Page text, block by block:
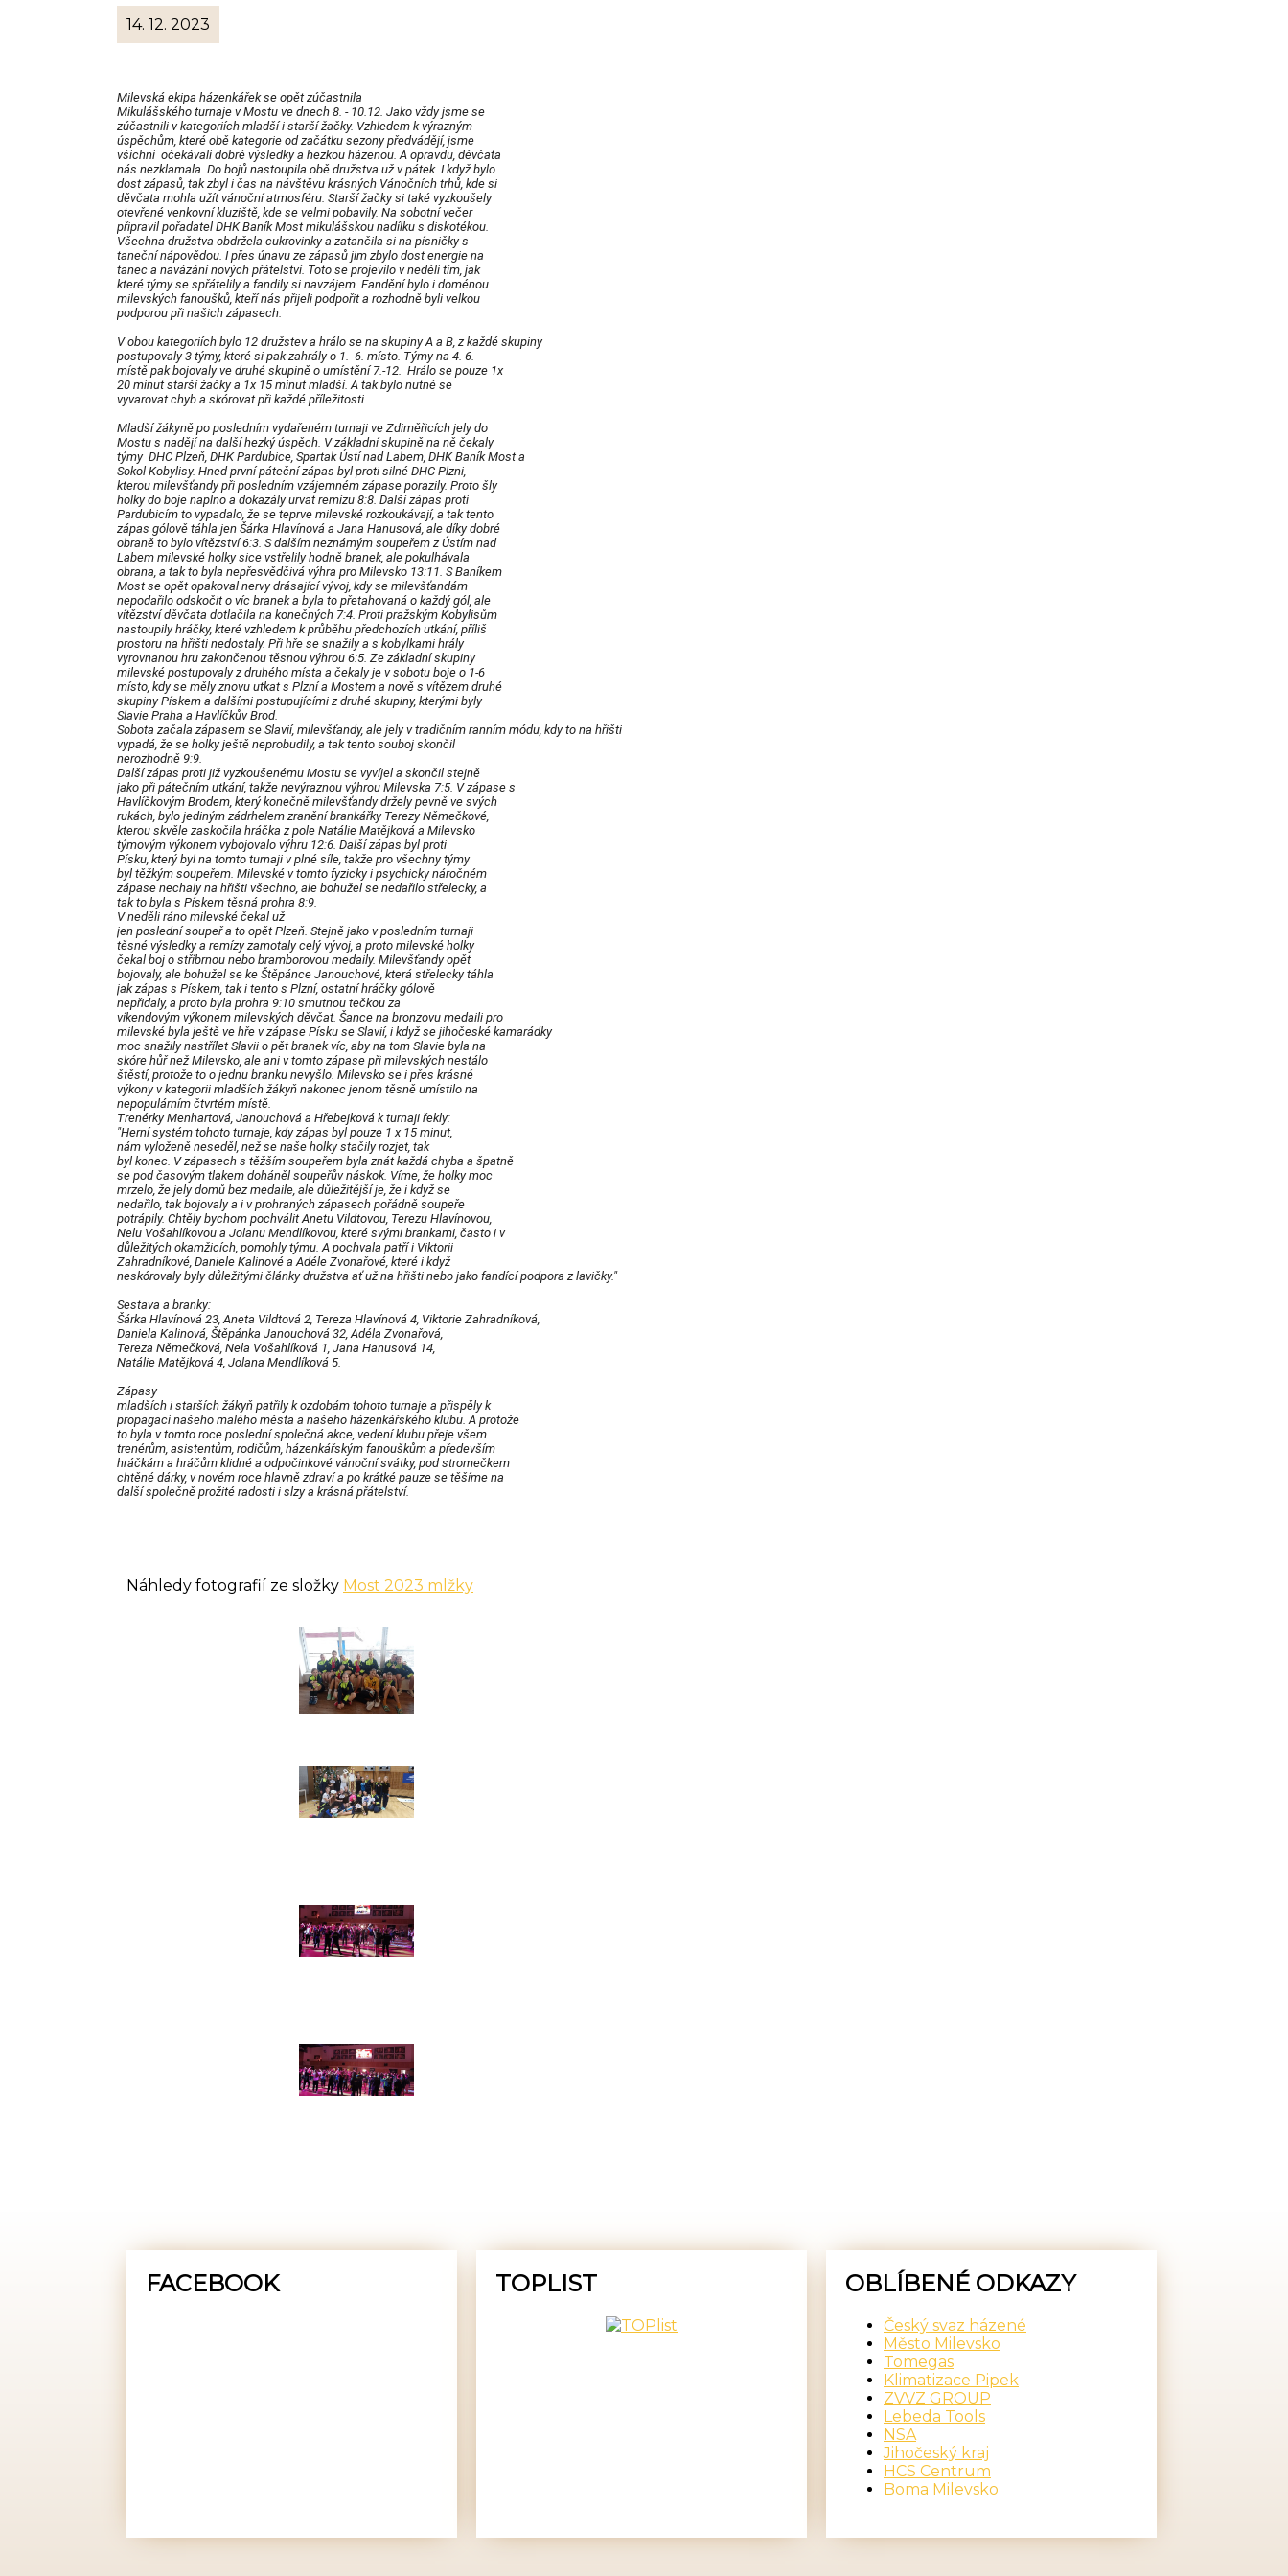
14. 12. 2023
Milevská ekipa házenkářek se opět zúčastnila
Mikulášského turnaje v Mostu ve dnech 8. - 10.12. Jako vždy jsme se
zúčastnili v kategoriích mladší i starší žačky. Vzhledem k výrazným
úspěchům, které obě kategorie od začátku sezony předvádějí, jsme
všichni očekávali dobré výsledky a hezkou házenou. A opravdu, děvčata
nás nezklamala. Do bojů nastoupila obě družstva už v pátek. I když bylo
dost zápasů, tak zbyl i čas na návštěvu krásných Vánočních trhů, kde si
děvčata mohla užít vánoční atmosféru. Starší žačky si také vyzkoušely
otevřené venkovní kluziště, kde se velmi pobavily. Na sobotní večer
připravil pořadatel DHK Baník Most mikulášskou nadílku s diskotékou.
Všechna družstva obdržela cukrovinky a zatančila si na písničky s
taneční nápovědou. I přes únavu ze zápasů jim zbylo dost energie na
tanec a navázání nových přátelství. Toto se projevilo v neděli tím, jak
které týmy se spřátelily a fandily si navzájem. Fandění bylo i doménou
milevských fanoušků, kteří nás přijeli podpořit a rozhodně byli velkou
podporou při našich zápasech.
V obou kategoriích bylo 12 družstev a hrálo se na skupiny A a B, z každé skupiny
postupovaly 3 týmy, které si pak zahrály o 1.- 6. místo. Týmy na 4.-6.
místě pak bojovaly ve druhé skupině o umístění 7.-12. Hrálo se pouze 1x
20 minut starší žačky a 1x 15 minut mladší. A tak bylo nutné se
vyvarovat chyb a skórovat při každé příležitosti.
Mladší žákyně po posledním vydařeném turnaji ve Zdiměřicích jely do
Mostu s nadějí na další hezký úspěch. V základní skupině na ně čekaly
týmy DHC Plzeň, DHK Pardubice, Spartak Ústí nad Labem, DHK Baník Most a
Sokol Kobylisy. Hned první páteční zápas byl proti silné DHC Plzni,
kterou milevšťandy při posledním vzájemném zápase porazily. Proto šly
holky do boje naplno a dokazály urvat remízu 8:8. Další zápas proti
Pardubicím to vypadalo, že se teprve milevské rozkoukávají, a tak tento
zápas gólově táhla jen Šárka Hlavínová a Jana Hanusová, ale díky dobré
obraně to bylo vítězství 6:3. S dalším neznámým soupeřem z Ústím nad
Labem milevské holky sice vstřelily hodně branek, ale pokulhávala
obrana, a tak to byla nepřesvědčivá výhra pro Milevsko 13:11. S Baníkem
Most se opět opakoval nervy drásající vývoj, kdy se milevšťandám
nepodařilo odskočit o víc branek a byla to přetahovaná o každý gól, ale
vítězství děvčata dotlačila na konečných 7:4. Proti pražským Kobylisům
nastoupily hráčky, které vzhledem k průběhu předchozích utkání, příliš
prostoru na hřišti nedostaly. Při hře se snažily a s kobylkami hrály
vyrovnanou hru zakončenou těsnou výhrou 6:5. Ze základní skupiny
milevské postupovaly z druhého místa a čekaly je v sobotu boje o 1-6
místo, kdy se měly znovu utkat s Plzní a Mostem a nově s vítězem druhé
skupiny Pískem a dalšími postupujícími z druhé skupiny, kterými byly
Slavie Praha a Havlíčkův Brod.
Sobota začala zápasem se Slavií, milevšťandy, ale jely v tradičním ranním módu, kdy to na hřišti
vypadá, že se holky ještě neprobudily, a tak tento souboj skončil
nerozhodně 9:9.
Další zápas proti již vyzkoušenému Mostu se vyvíjel a skončil stejně
jako při pátečním utkání, takže nevýraznou výhrou Milevska 7:5. V zápase s
Havlíčkovým Brodem, který konečně milevšťandy držely pevně ve svých
rukách, bylo jediným zádrhelem zranění brankářky Terezy Němečkové,
kterou skvěle zaskočila hráčka z pole Natálie Matějková a Milevsko
týmovým výkonem vybojovalo výhru 12:6. Další zápas byl proti
Písku, který byl na tomto turnaji v plné síle, takže pro všechny týmy
byl těžkým soupeřem. Milevské v tomto fyzicky i psychicky náročném
zápase nechaly na hřišti všechno, ale bohužel se nedařilo střelecky, a
tak to byla s Pískem těsná prohra 8:9.
V neděli ráno milevské čekal už
jen poslední soupeř a to opět Plzeň. Stejně jako v posledním turnaji
těsné výsledky a remízy zamotaly celý vývoj, a proto milevské holky
čekal boj o stříbrnou nebo bramborovou medaily. Milevšťandy opět
bojovaly, ale bohužel se ke Štěpánce Janouchové, která střelecky táhla
jak zápas s Pískem, tak i tento s Plzní, ostatní hráčky gólově
nepřidaly, a proto byla prohra 9:10 smutnou tečkou za
víkendovým výkonem milevských děvčat. Šance na bronzovu medaili pro
milevské byla ještě ve hře v zápase Písku se Slavií, i když se jihočeské kamarádky
moc snažily nastřílet Slavii o pět branek víc, aby na tom Slavie byla na
skóre hůř než Milevsko, ale ani v tomto zápase při milevských nestálo
štěstí, protože to o jednu branku nevyšlo. Milevsko se i přes krásné
výkony v kategorii mladších žákyň nakonec jenom těsně umístilo na
nepopulárním čtvrtém místě.
Trenérky Menhartová, Janouchová a Hřebejková k turnaji řekly:
"Herní systém tohoto turnaje, kdy zápas byl pouze 1 x 15 minut,
nám vyloženě neseděl, než se naše holky stačily rozjet, tak
byl konec. V zápasech s těžším soupeřem byla znát každá chyba a špatně
se pod časovým tlakem doháněl soupeřův náskok. Víme, že holky moc
mrzelo, že jely domů bez medaile, ale důležitější je, že i když se
nedařilo, tak bojovaly a i v prohraných zápasech pořádně soupeře
potrápily. Chtěly bychom pochválit Anetu Vildtovou, Terezu Hlavínovou,
Nelu Vošahlíkovou a Jolanu Mendlíkovou, které svými brankami, často i v
důležitých okamžicích, pomohly týmu. A pochvala patří i Viktorii
Zahradníkové, Daniele Kalinové a Adéle Zvonařové, které i když
neskórovaly byly důležitými články družstva ať už na hřišti nebo jako fandící podpora z lavičky."
Sestava a branky:
Šárka Hlavínová 23, Aneta Vildtová 2, Tereza Hlavínová 4, Viktorie Zahradníková,
Daniela Kalinová, Štěpánka Janouchová 32, Adéla Zvonařová,
Tereza Němečková, Nela Vošahlíková 1, Jana Hanusová 14,
Natálie Matějková 4, Jolana Mendlíková 5.
Zápasy
mladších i starších žákyň patřily k ozdobám tohoto turnaje a přispěly k
propagaci našeho malého města a našeho házenkářského klubu. A protože
to byla v tomto roce poslední společná akce, vedení klubu přeje všem
trenérům, asistentům, rodičům, házenkářským fanouškům a především
hráčkám a hráčům klidné a odpočinkové vánoční svátky, pod stromečkem
chtěné dárky, v novém roce hlavně zdraví a po krátké pauze se těšíme na
další společně prožité radosti i slzy a krásná přátelství.
Náhledy fotografií ze složky Most 2023 mlžky
FACEBOOK TOPLIST OBLÍBENÉ ODKAZY
Český svaz házené
Město Milevsko
Tomegas
Klimatizace Pipek
ZVVZ GROUP
Lebeda Tools
NSA
Jihočeský kraj
HCS Centrum
Boma Milevsko